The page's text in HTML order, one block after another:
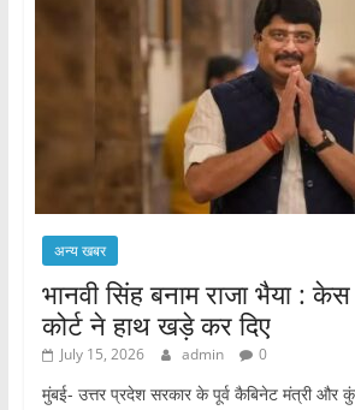
अन्य खबर
भानवी सिंह बनाम राजा भैया :
कोर्ट ने हाथ खड़े कर दिए
July 15, 2026 admin 0
मुंबई- उत्तर प्रदेश सरकार के पूर्व कैबिनेट मंत्री और